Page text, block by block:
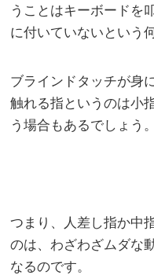
うことはキーボードを
に付いていないという
ブラインドタッチが身
触れる指というのは小
う場合もあるでしょう。
つまり、人差し指か中
のは、わざわざムダな
なるのです。